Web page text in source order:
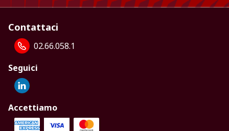
Contattaci
02.66.058.1
Seguici
Accettiamo